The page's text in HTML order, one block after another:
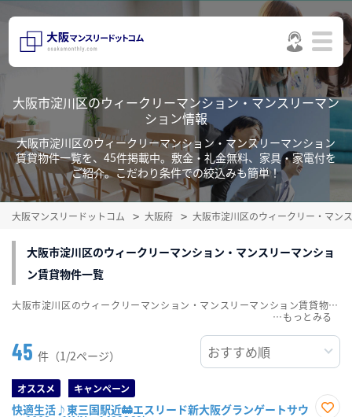
大阪市淀川区のウィークリーマンション・マンスリーマン
ション情報
大阪市淀川区のウィークリーマンション・マンスリーマンション
賃貸物件一覧を、45件掲載中。敷金・礼金無料、家具・家電付を
ご紹介。こだわり条件での絞込みも簡単！
大阪マンスリードットコム 大阪府 大阪市淀川区のウィークリー・マン
大阪市淀川区のウィークリーマンション・マンスリーマンショ
ン賃貸物件一覧
45 件（1/2ページ）
オススメ キャンペーン
快適生活♪東三国駅近🚋エスリード新大阪グランゲートサウ
大阪市淀川区のウィークリーマンション・マンスリーマンション賃貸物件一覧を、45件掲載中。敷金・礼金無料、家具・家電付をご紹介。こだわり条件での絞込みも簡単！
…